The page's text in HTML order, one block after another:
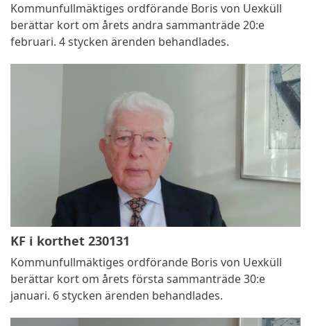
Kommunfullmäktiges ordförande Boris von Uexküll
berättar kort om årets andra sammanträde 20:e
februari. 4 stycken ärenden behandlades.
KF i korthet 230131
Kommunfullmäktiges ordförande Boris von Uexküll
berättar kort om årets första sammanträde 30:e
januari. 6 stycken ärenden behandlades.